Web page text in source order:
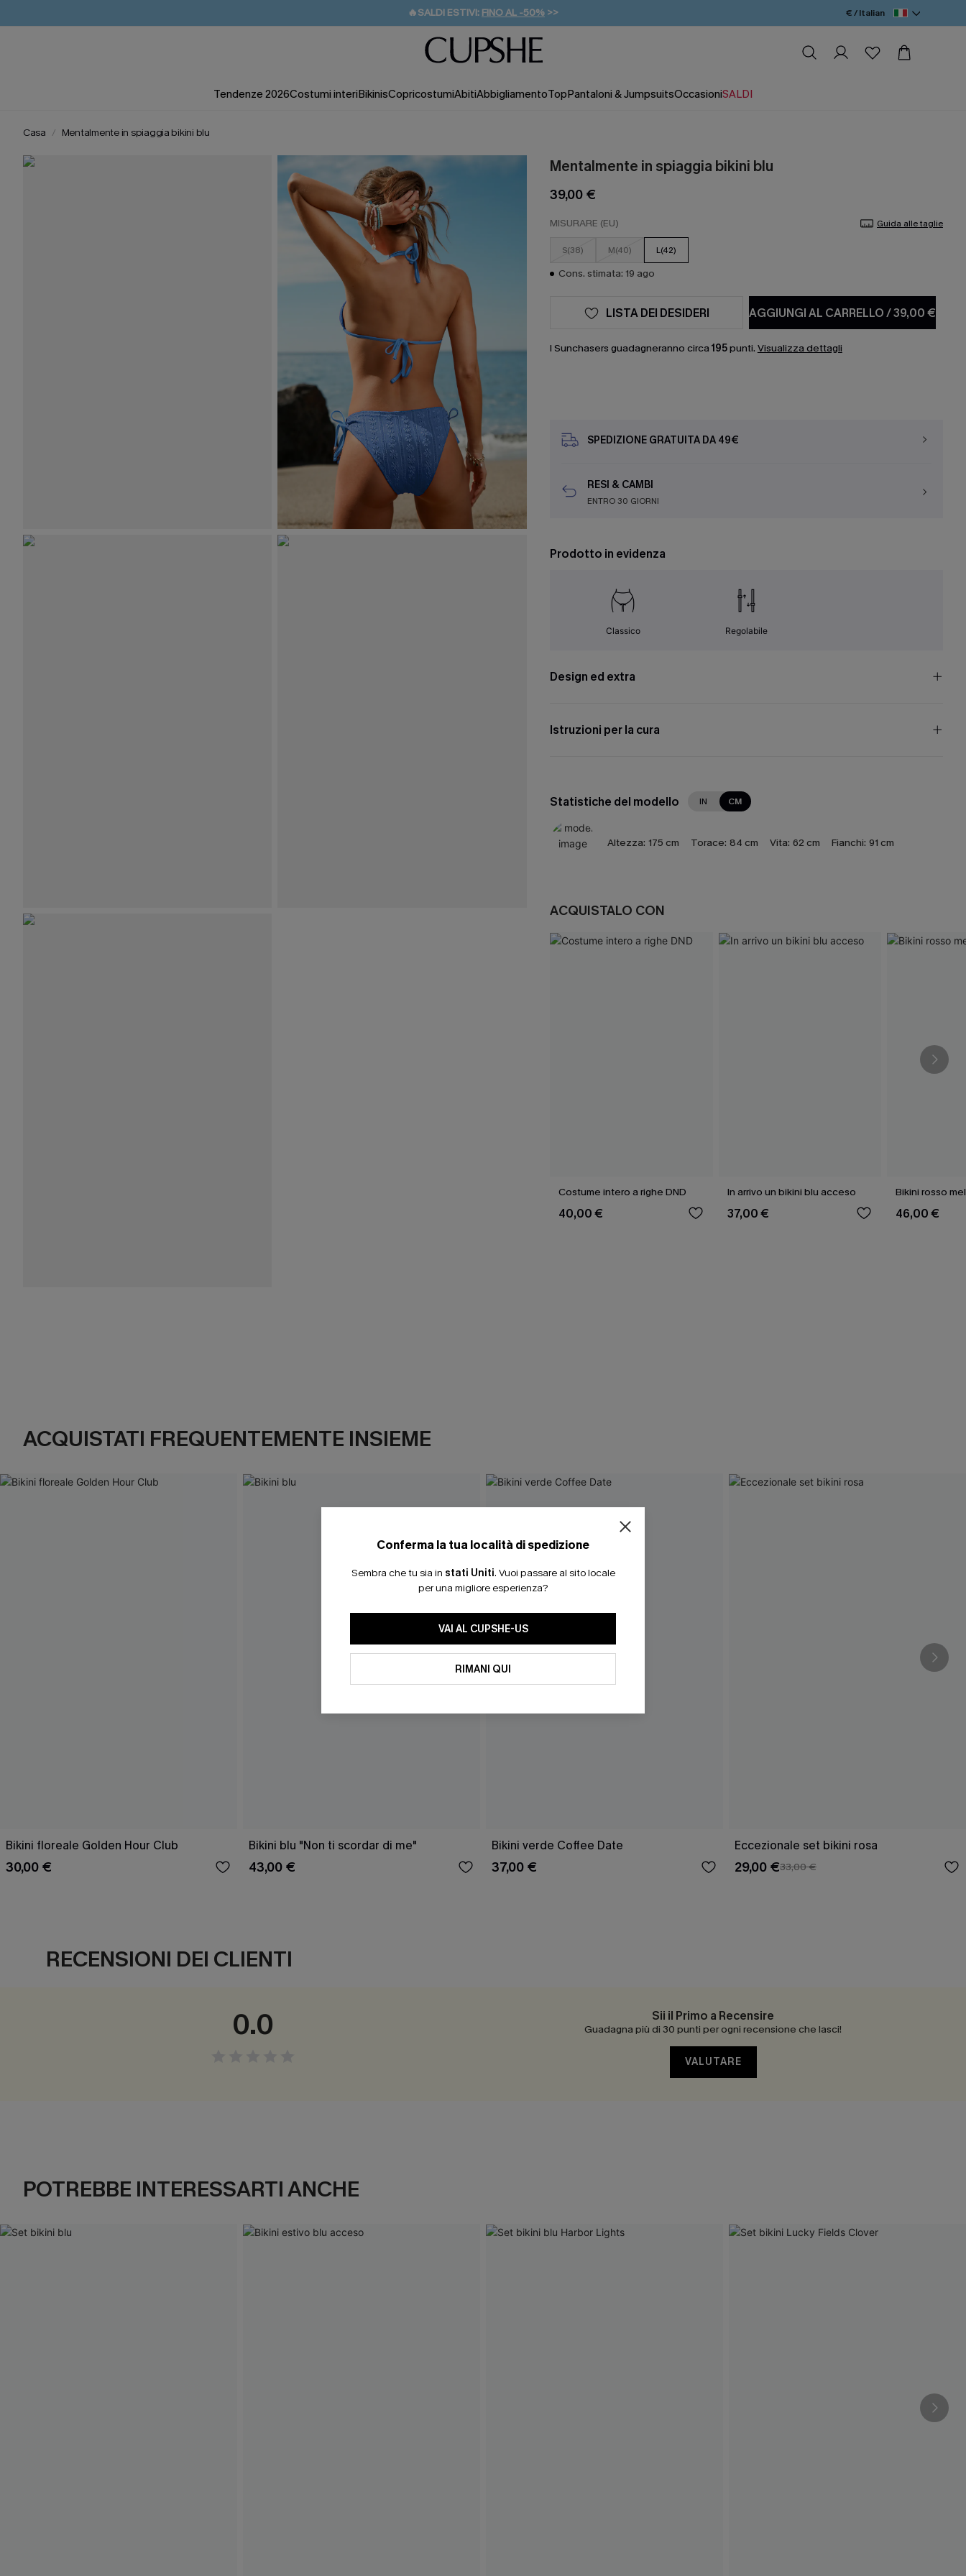
🔥SALDI ESTIVI: FINO AL -50% >>
🚚SPEDIZIONE GRATUITA DA 49€
💌REGALO PER I NUOVI: 20% DI SCONTO*
€ / Italian
Tendenze 2026Costumi interiBikinisCopricostumiAbitiAbbigliamentoTopPantaloni & JumpsuitsOccasioniSALDI
Casa Mentalmente in spiaggia bikini blu
Mentalmente in spiaggia bikini blu
39,00 €
MISURARE (EU) Guida alle taglie
S(38) M(40) L(42)
Cons. stimata: 19 ago
AGGIUNGI AL CARRELLO/39,00 €
LISTA DEI DESIDERI
I Sunchasers guadagneranno circa 195punti. Visualizza dettagli
SPEDIZIONE GRATUITA DA 49€
RESI & CAMBI
ENTRO 30 GIORNI
Prodotto in evidenza
Classico Regolabile
Design ed extra
Istruzioni per la cura
Statistiche del modello IN CM
Altezza: 175 cm Torace: 84 cm Vita: 62 cm Fianchi: 91 cm
ACQUISTALO CON
Costume intero a righe DND
40,00 €
In arrivo un bikini blu acceso
37,00 €
Bikini rosso
46,00 €
ACQUISTATI FREQUENTEMENTE INSIEME
Bikini floreale Golden Hour Club
30,00 €
Bikini blu "Non ti scordar di me"
43,00 €
Bikini verde Coffee Date
37,00 €
Eccezionale set bikini rosa
29,00 €33,00 €
RECENSIONI DEI CLIENTI
0.0 Sii il Primo a Recensire
Guadagna più di 30 punti per ogni recensione che lasci!
VALUTARE
POTREBBE INTERESSARTI ANCHE
Conferma la tua località di spedizione
Sembra che tu sia in stati Uniti. Vuoi passare al sito locale
per una migliore esperienza?
VAI AL CUPSHE-US
RIMANI QUI